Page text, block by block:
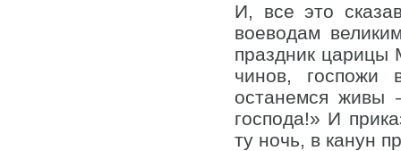
И, все это
воеводам
праздник царицы
чинов, госпожи
останемся
господа!» И
ту ночь, в канун